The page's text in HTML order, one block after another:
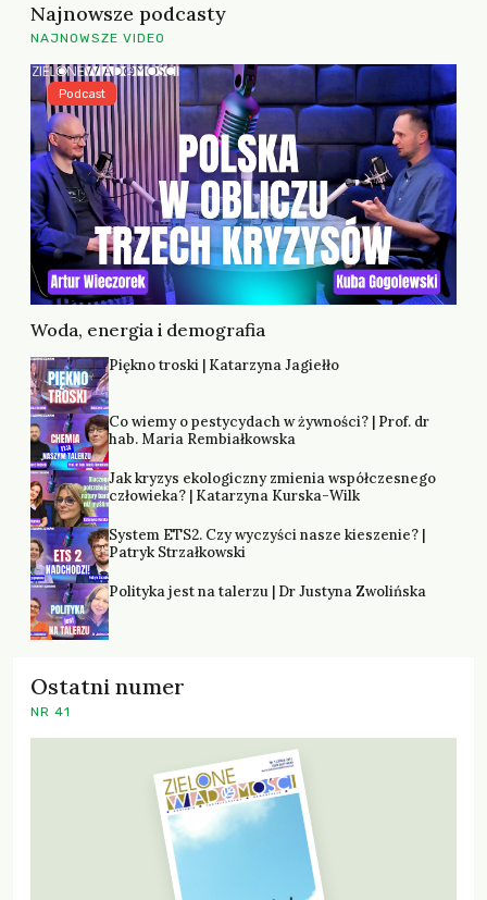
Najnowsze podcasty
NAJNOWSZE VIDEO
Woda, energia i demografia
Podcast
Piękno troski | Katarzyna Jagiełło
Co wiemy o pestycydach w żywności? | Prof. dr
hab. Maria Rembiałkowska
Jak kryzys ekologiczny zmienia współczesnego
człowieka? | Katarzyna Kurska-Wilk
System ETS2. Czy wyczyści nasze kieszenie? |
Patryk Strzałkowski
Polityka jest na talerzu | Dr Justyna Zwolińska
Ostatni numer
NR 41